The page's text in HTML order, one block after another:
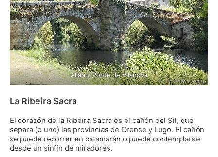
Allariz: Ponte de Vilanova
La Ribeira Sacra
El corazón de la Ribeira Sacra es el cañón del Sil, que
separa (o une) las provincias de Orense y Lugo. El cañón
se puede recorrer en catamarán o puede contemplarse
desde un sinfín de miradores.